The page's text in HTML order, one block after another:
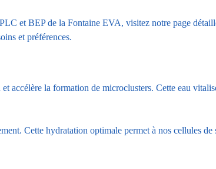
et BEP de la Fontaine EVA, visitez notre page
et préférences.
accélère la formation de microclusters. Cette eau
Cette hydratation optimale permet à nos cellules